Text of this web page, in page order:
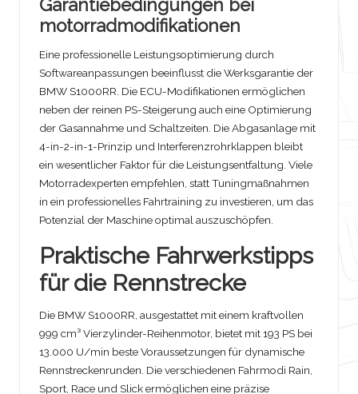
Garantiebedingungen bei
motorradmodifikationen
Eine professionelle Leistungsoptimierung durch
Softwareanpassungen beeinflusst die Werksgarantie der
BMW S1000RR. Die ECU-Modifikationen ermöglichen
neben der reinen PS-Steigerung auch eine Optimierung
der Gasannahme und Schaltzeiten. Die Abgasanlage mit
4-in-2-in-1-Prinzip und Interferenzrohrklappen bleibt
ein wesentlicher Faktor für die Leistungsentfaltung. Viele
Motorradexperten empfehlen, statt Tuningmaßnahmen
in ein professionelles Fahrtraining zu investieren, um das
Potenzial der Maschine optimal auszuschöpfen.
Praktische Fahrwerkstipps
für die Rennstrecke
Die BMW S1000RR, ausgestattet mit einem kraftvollen
999 cm³ Vierzylinder-Reihenmotor, bietet mit 193 PS bei
13.000 U/min beste Voraussetzungen für dynamische
Rennstreckenrunden. Die verschiedenen Fahrmodi Rain,
Sport, Race und Slick ermöglichen eine präzise